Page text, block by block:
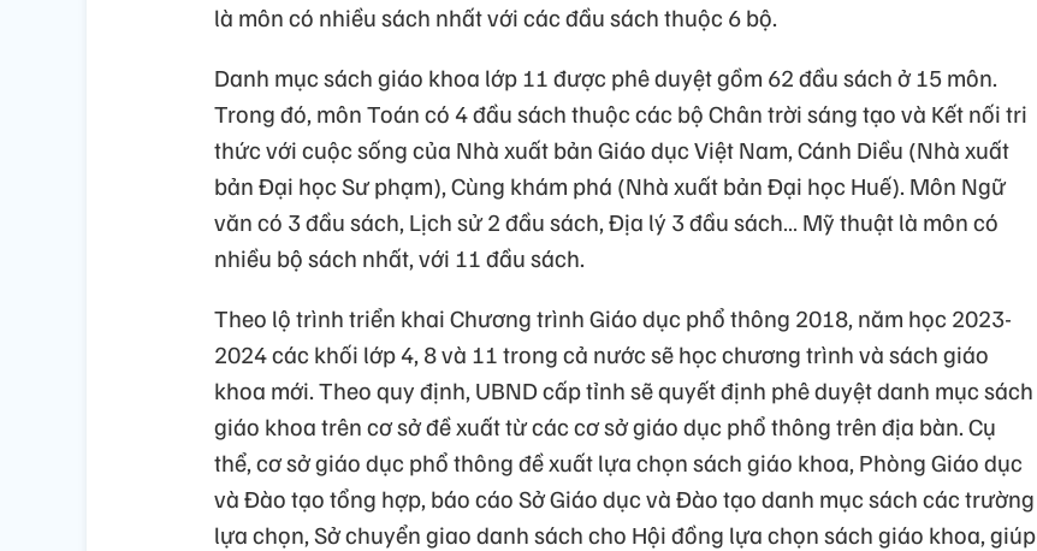
là môn có nhiều sách nhất với các đầu sách thuộc 6 bộ.
Danh mục sách giáo khoa lớp 11 được phê duyệt gồm 62 đầu sách ở 15 môn.
Trong đó, môn Toán có 4 đầu sách thuộc các bộ Chân trời sáng tạo và Kết nối tri
thức với cuộc sống của Nhà xuất bản Giáo dục Việt Nam, Cánh Diều (Nhà xuất
bản Đại học Sư phạm), Cùng khám phá (Nhà xuất bản Đại học Huế). Môn Ngữ
văn có 3 đầu sách, Lịch sử 2 đầu sách, Địa lý 3 đầu sách… Mỹ thuật là môn có
nhiều bộ sách nhất, với 11 đầu sách.
Theo lộ trình triển khai Chương trình Giáo dục phổ thông 2018, năm học 2023-
2024 các khối lớp 4, 8 và 11 trong cả nước sẽ học chương trình và sách giáo
khoa mới. Theo quy định, UBND cấp tỉnh sẽ quyết định phê duyệt danh mục sách
giáo khoa trên cơ sở đề xuất từ các cơ sở giáo dục phổ thông trên địa bàn. Cụ
thể, cơ sở giáo dục phổ thông đề xuất lựa chọn sách giáo khoa, Phòng Giáo dục
và Đào tạo tổng hợp, báo cáo Sở Giáo dục và Đào tạo danh mục sách các trường
lựa chọn, Sở chuyển giao danh sách cho Hội đồng lựa chọn sách giáo khoa, giúp